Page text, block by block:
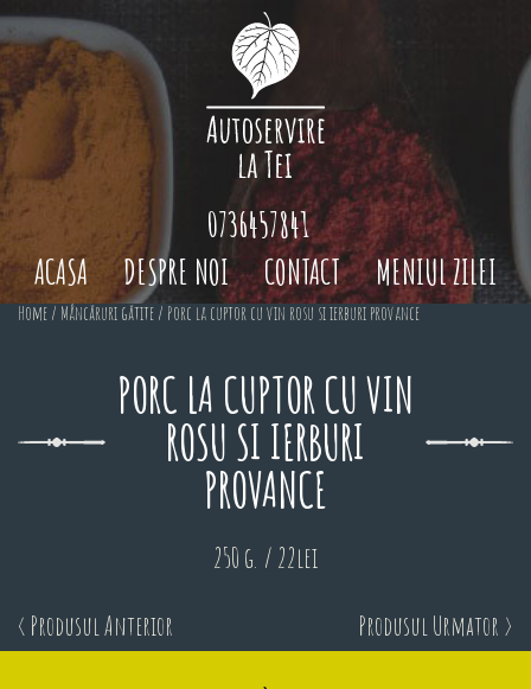
ACASA DESPRE NOI CONTACT MENIUL ZILEI
0736457841
Home / Mâncăruri gătite / Porc la cuptor cu vin rosu si ierburi provance
PORC LA CUPTOR CU VIN
ROSU SI IERBURI
PROVANCE
250 g. / 22lei
< Produsul Anterior Produsul Urmator >